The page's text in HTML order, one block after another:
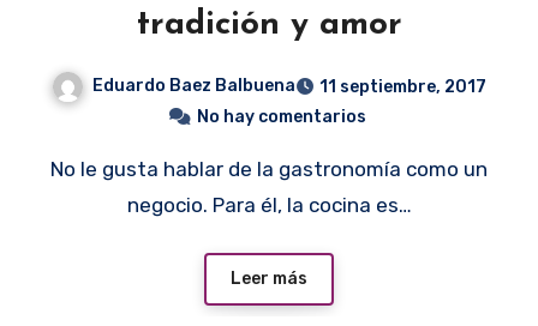
tradición y amor
Eduardo Baez Balbuena
11 septiembre, 2017
No hay comentarios
No le gusta hablar de la gastronomía como un
negocio. Para él, la cocina es…
Leer más